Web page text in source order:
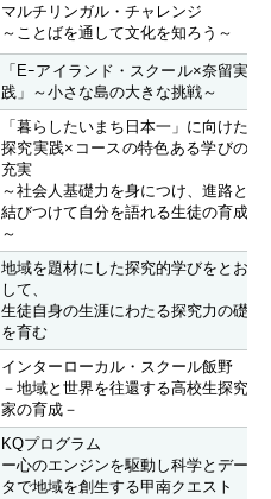
マルチリンガル・チャレンジ
～ことばを通して文化を知ろう～
「Eｰアイランド・スクール×奈留実
践」～小さな島の大きな挑戦～
「暮らしたいまち日本一」に向けた
探究実践×コースの特色ある学びの
充実
～社会人基礎力を身につけ、進路と
結びつけて自分を語れる生徒の育成
～
地域を題材にした探究的学びをとお
して、
生徒自身の生涯にわたる探究力の礎
を育む
インターローカル・スクール飯野
－地域と世界を往還する高校生探究
家の育成－
KQプログラム
ー心のエンジンを駆動し科学とデー
タで地域を創生する甲南クエスト